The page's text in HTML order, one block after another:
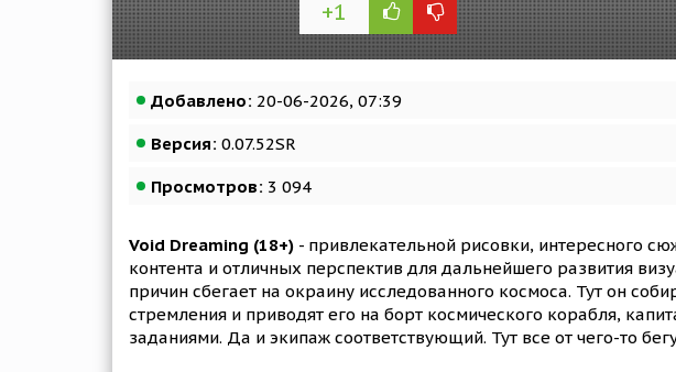
+1
Добавлено: 20-06-2026, 07:39
Версия: 0.07.52SR
Просмотров: 3 094
Void Dreaming (18+) - привлекательной рисовки, интересного
контента и отличных перспектив для дальнейшего развития
причин сбегает на окраину исследованного космоса. Тут он
стремления и приводят его на борт космического корабля,
заданиями. Да и экипаж соответствующий. Тут все от чего-то